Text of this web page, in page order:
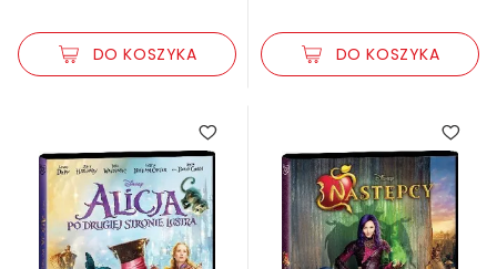
DO KOSZYKA DO KOSZYKA